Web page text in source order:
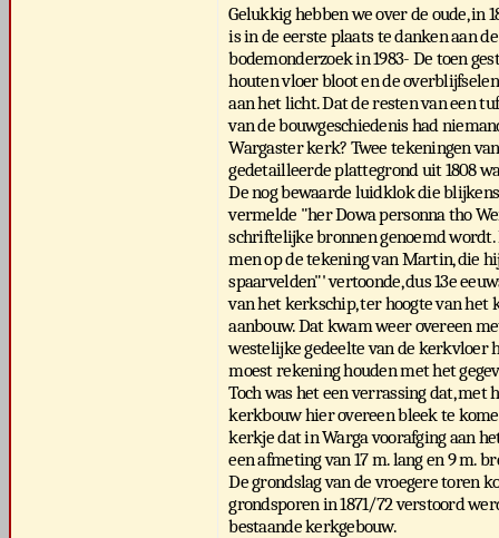
Gelukkig hebben we over de oude, in
is in de eerste plaats te danken aan
bodemonderzoek in 1983- De toen
houten vloer bloot en de
aan het licht. Dat de resten van een
van de bouwgeschiedenis had
Wargaster kerk? Twee tekeningen
gedetailleerde plattegrond uit 1808
De nog bewaarde luidklok die
vermelde "her Dowa personna tho
schriftelijke bronnen genoemd wordt.
men op de tekening van Martin, die
spaarvelden"' vertoonde, dus 13e
van het kerkschip, ter hoogte van het
aanbouw. Dat kwam weer overeen
westelijke gedeelte van de kerkvloer
moest rekening houden met het
Toch was het een verrassing dat, met
kerkbouw hier overeen bleek te
kerkje dat in Warga voorafging aan
een afmeting van 17 m. lang en 9 m.
De grondslag van de vroegere toren
grondsporen in 1871/72 verstoord
bestaande kerkgebouw.